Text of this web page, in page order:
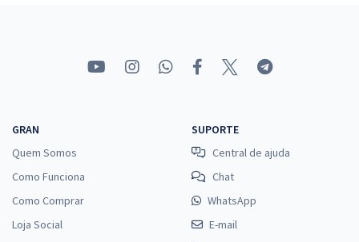
GRAN
Quem Somos
Como Funciona
Como Comprar
Loja Social
SUPORTE
Central de ajuda
Chat
WhatsApp
E-mail